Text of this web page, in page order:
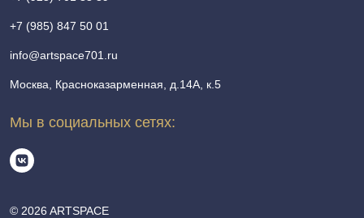
© 2026 ARTSPACE
+7 (985) 847 50 01
info@artspace701.ru
Москва, Красноказарменная, д.14А, к.5
Мы в социальных сетях: